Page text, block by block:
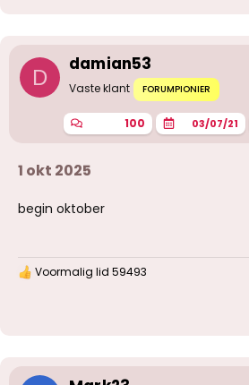
n
g
D
damian53
Vaste klant FORUMPIONIER
100 03/07/21
1 okt 2025
begin oktober
W Voormalig lid 59493